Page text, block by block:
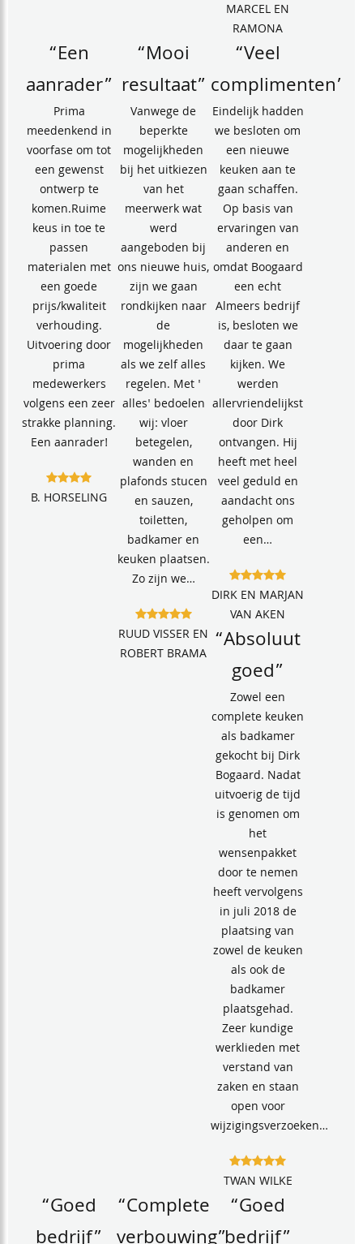
MARCEL EN
RAMONA
“Een
aanrader”
Prima
meedenkend in
voorfase om tot
een gewenst
ontwerp te
komen.Ruime
keus in toe te
passen
materialen met
een goede
prijs/kwaliteit
verhouding.
Uitvoering door
prima
medewerkers
volgens een zeer
strakke planning.
Een aanrader!
B. HORSELING
“Mooi
resultaat”
Vanwege de
beperkte
mogelijkheden
bij het uitkiezen
van het
meerwerk wat
werd
aangeboden bij
ons nieuwe huis,
zijn we gaan
rondkijken naar
de
mogelijkheden
als we zelf alles
regelen. Met '
alles' bedoelen
wij: vloer
betegelen,
wanden en
plafonds stucen
en sauzen,
toiletten,
badkamer en
keuken plaatsen.
Zo zijn we…
RUUD VISSER EN
ROBERT BRAMA
“Veel
complimenten”
Eindelijk hadden
we besloten om
een nieuwe
keuken aan te
gaan schaffen.
Op basis van
ervaringen van
anderen en
omdat Boogaard
een echt
Almeers bedrijf
is, besloten we
daar te gaan
kijken. We
werden
allervriendelijkst
door Dirk
ontvangen. Hij
heeft met heel
veel geduld en
aandacht ons
geholpen om
een…
DIRK EN MARJAN
VAN AKEN
“Absoluut
goed”
Zowel een
complete keuken
als badkamer
gekocht bij Dirk
Bogaard. Nadat
uitvoerig de tijd
is genomen om
het
wensenpakket
door te nemen
heeft vervolgens
in juli 2018 de
plaatsing van
zowel de keuken
als ook de
badkamer
plaatsgehad.
Zeer kundige
werklieden met
verstand van
zaken en staan
open voor
wijzigingsverzoeken…
TWAN WILKE
“Goed
“Complete
“Goed